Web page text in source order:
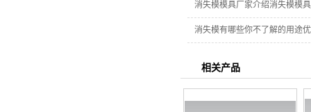
消失模模具厂家介绍消失模模
消失模有哪些你不了解的用途
相关产品